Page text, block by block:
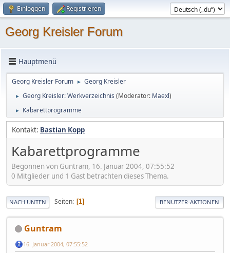
Einloggen Registrieren
Georg Kreisler Forum
Hauptmenü
Georg Kreisler Forum ► Georg Kreisler
► Georg Kreisler: Werkverzeichnis (Moderator: Maexl)
► Kabarettprogramme
Kontakt: Bastian Kopp
Kabarettprogramme
Begonnen von Guntram, 16. Januar 2004, 07:55:52
0 Mitglieder und 1 Gast betrachten dieses Thema.
NACH UNTEN Seiten 1 BENUTZER-AKTIONEN
Guntram
16. Januar 2004, 07:55:52